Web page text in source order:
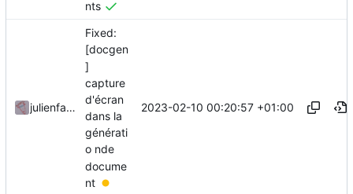
nts
julienfastre
Fixed:
[docgen
]
capture
d'écran
dans la
générati
o nde
docume
nt
2023-02-10 00:20:57 +01:00